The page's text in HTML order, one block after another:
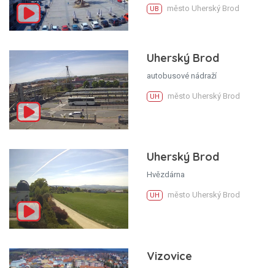
UB město Uherský Brod
Uherský Brod
autobusové nádraží
UH město Uherský Brod
Uherský Brod
Hvězdárna
UH město Uherský Brod
Vizovice